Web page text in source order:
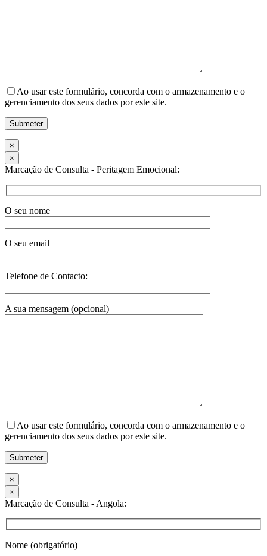
Ao usar este formulário, concorda com o armazenamento e o
gerenciamento dos seus dados por este site.
×
×
Marcação de Consulta - Peritagem Emocional:
O seu nome
O seu email
Telefone de Contacto:
A sua mensagem (opcional)
Ao usar este formulário, concorda com o armazenamento e o
gerenciamento dos seus dados por este site.
×
×
Marcação de Consulta - Angola:
Nome (obrigatório)